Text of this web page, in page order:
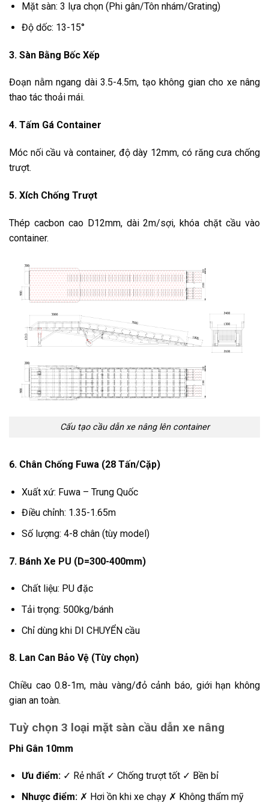
Mặt sàn: 3 lựa chọn (Phi gân/Tôn nhám/Grating)
Độ dốc: 13-15°
3. Sàn Bằng Bốc Xếp
Đoạn nằm ngang dài 3.5-4.5m, tạo không gian cho xe nâng
thao tác thoải mái.
4. Tấm Gá Container
Móc nối cầu và container, độ dày 12mm, có răng cưa chống
trượt.
5. Xích Chống Trượt
Thép cacbon cao D12mm, dài 2m/sợi, khóa chặt cầu vào
container.
Cấu tạo cầu dẫn xe nâng lên container
6. Chân Chống Fuwa (28 Tấn/Cặp)
Xuất xứ: Fuwa – Trung Quốc
Điều chỉnh: 1.35-1.65m
Số lượng: 4-8 chân (tùy model)
7. Bánh Xe PU (D=300-400mm)
Chất liệu: PU đặc
Tải trọng: 500kg/bánh
Chỉ dùng khi DI CHUYỂN cầu
8. Lan Can Bảo Vệ (Tùy chọn)
Chiều cao 0.8-1m, màu vàng/đỏ cảnh báo, giới hạn không
gian an toàn.
Tuỳ chọn 3 loại mặt sàn cầu dẫn xe nâng
Phi Gân 10mm
Ưu điểm:✓ Rẻ nhất ✓ Chống trượt tốt ✓ Bền bỉ
Nhược điểm:✗ Hơi ồn khi xe chạy ✗ Không thẩm mỹ